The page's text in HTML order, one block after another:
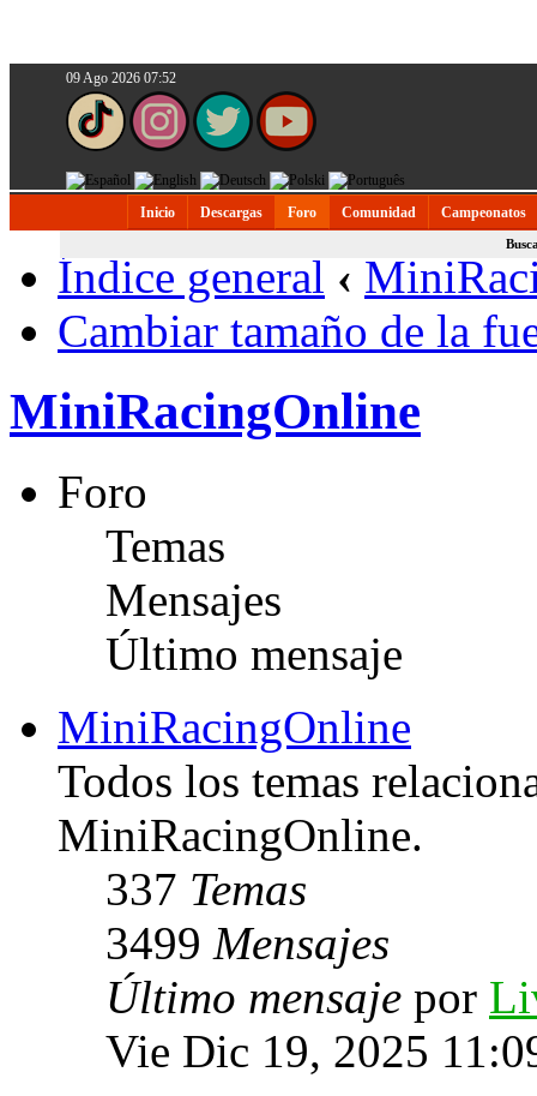
09 Ago 2026 07:52
Inicio Descargas Foro Comunidad Campeonatos
Índice general ‹
Cambiar tamaño de la
MiniRacingOnline
Foro
Temas
Mensajes
Último mensaje
MiniRacingOnline
Todos los temas
MiniRacingOnline.
337 Temas
3499 Mensajes
Último mensaje por
Vie Dic 19, 2025